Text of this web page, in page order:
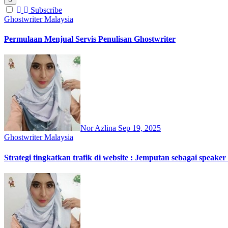
Subscribe
Ghostwriter Malaysia
Permulaan Menjual Servis Penulisan Ghostwriter
Nor Azlina Sep 19, 2025
Ghostwriter Malaysia
Strategi tingkatkan trafik di website : Jemputan sebagai